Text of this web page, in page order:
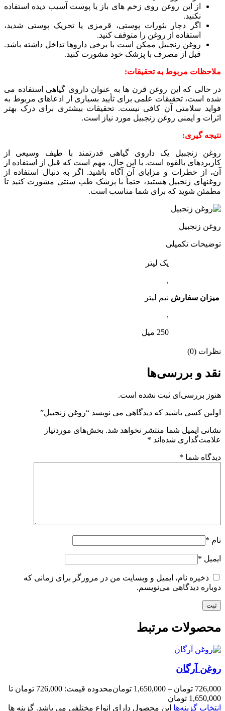
از این روغن روی زخم های باز یا پوست آسیب دیده استفاده
نکنید.
اگر دچار بثورات پوستی، قرمزی یا تحریک پوستی شدید،
استفاده از روغن را متوقف کنید.
روغن زنجبیل ممکن است با برخی داروها تداخل داشته باشد.
قبل از مصرف با پزشک خود مشورت کنید.
ملاحظات مربوط به تحقیقات:
در حالی که این روغن قرن ها به عنوان داروی گیاهی استفاده می
شده است، تحقیقات علمی برای تأیید بسیاری از ادعاهای مربوط به
فواید سلامتی آن کافی نیست. تحقیقات بیشتری برای درک بهتر
اثرات و ایمنی روغن زنجبیل مورد نیاز است.
نتیجه گیری:
روغن زنجبیل یک داروی گیاهی قدرتمند با طیف وسیعی از
کاربردهای بالقوه است. با این حال، مهم است که قبل از استفاده از
آن، از خطرات و مزایای آن آگاه باشید. اگر به دنبال استفاده از
روغنهای زنجبیل هستید، حتماً با پزشک طب سنتی مشورت کنید تا
مطمئن شوید که برای شما مناسب است.
روغن زنجبیل
توضیحات تکمیلی
میزان سفارش
یک لیتر
,
نیم لیتر
,
250 میل
نظرات (0)
نقد و بررسی‌ها
هنوز بررسی‌ای ثبت نشده است.
اولین کسی باشید که دیدگاهی می نویسد “روغن زنجبیل”
نشانی ایمیل شما منتشر نخواهد شد. بخش‌های موردنیاز
علامت‌گذاری شده‌اند *
دیدگاه شما *
نام *
ایمیل *
ذخیره نام، ایمیل و وبسایت من در مرورگر برای زمانی که
دوباره دیدگاهی می‌نویسم.
محصولات مرتبط
روغن آرگان
726,000 تومان –
1,650,000 تومان
محدوده قیمت: 726,000 تومان تا
1,650,000 تومان
انتخاب گزینه‌ها این محصول دارای انواع مختلفی می باشد. گزینه ها